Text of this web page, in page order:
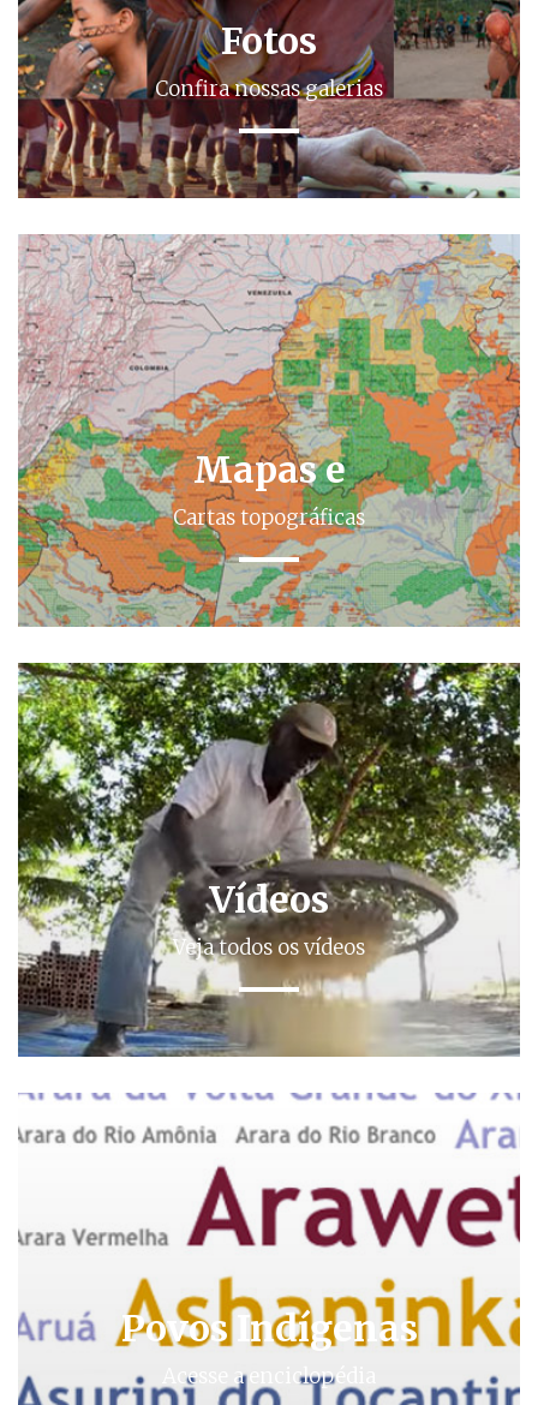
Fotos
Confira nossas galerias
Mapas e
Cartas topográficas
Vídeos
Veja todos os vídeos
Povos Indígenas
Acesse a enciclopédia